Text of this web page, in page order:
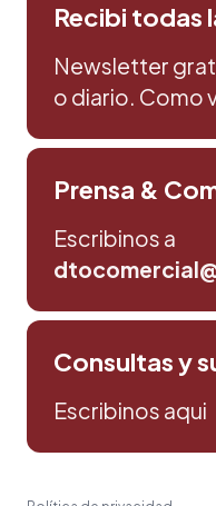
Recibi todas
Newsletter
o diario. Como
Prensa &
Escribinos a
Consultas y
Escribinos aqui